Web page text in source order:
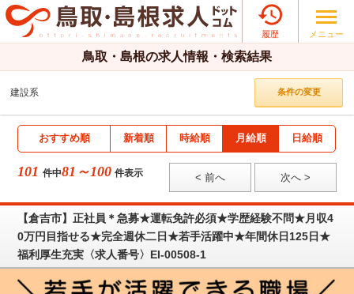

履歴 メニュー
鳥取・島根の求人情報・検索結果
建設系 条件の変更
おすすめ順 新着順 時給順 月給順 日給順
101 件中81～100 件表示 < 前へ 次へ >
【倉吉市】正社員＊急募★運転免許必須★学歴経験不問★月収4
0万円目指せる★完全週休二日★若手活躍中★年間休日125日★
福利厚生充実〈求人番号〉EI-00508-1